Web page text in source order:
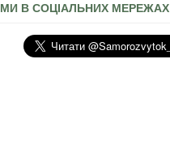
МИ В СОЦІАЛЬНИХ МЕРЕЖАХ